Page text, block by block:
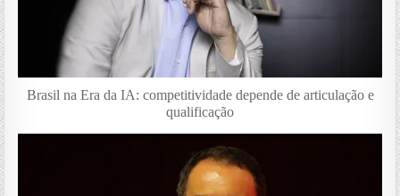
Brasil na Era da IA: competitividade depende de articulação e
qualificação